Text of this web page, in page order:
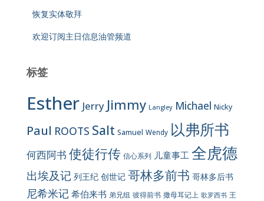
恢复实体敬拜
欢迎订阅主日信息油管频道
标签
Esther Jerry Jimmy Langley Michael Nicky
Paul ROOTS Salt Samuel Wendy 以弗所书
何西阿书 使徒行传 信心系列 儿童事工 全虎德
出埃及记 列王纪 创世记 哥林多前书 哥林多后书
尼希米记 希伯来书 弟兄组 彼得前书 撒母耳记上 歌罗西书 王